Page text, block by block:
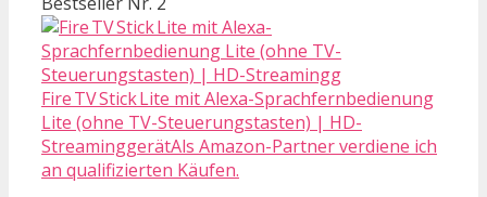
Fire TV Stick Lite mit Alexa-Sprachfernbedienung
Lite (ohne TV-Steuerungstasten) | HD-
StreaminggerätAls Amazon-Partner verdiene ich
an qualifizierten Käufen.